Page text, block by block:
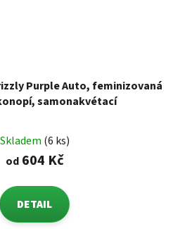
Purple Auto, feminizovaná
samonakvétací
Skladem (6 ks)
od604 Kč
DETAIL